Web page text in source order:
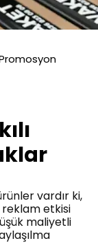
Promosyon
vardır ki,
etkisi
maliyetli